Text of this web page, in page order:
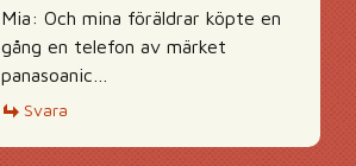
Mia: Och mina föräldrar köpte en
gång en telefon av märket
panasoanic…
Svara